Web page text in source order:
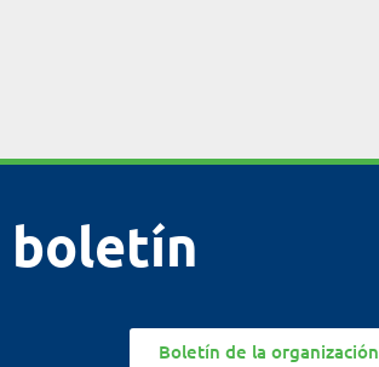
boletín
Boletín de la organización